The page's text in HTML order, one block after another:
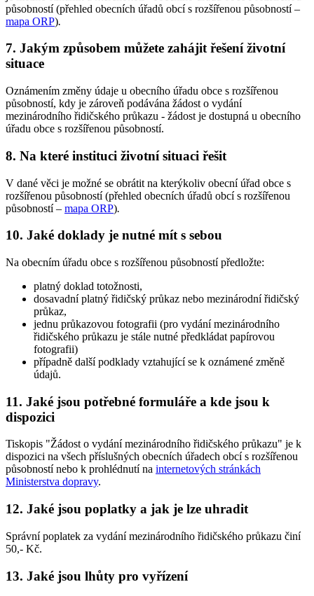
působností (přehled obecních úřadů obcí s rozšířenou působností –
mapa ORP).
7. Jakým způsobem můžete zahájit řešení životní
situace
Oznámením změny údaje u obecního úřadu obce s rozšířenou
působností, kdy je zároveň podávána žádost o vydání
mezinárodního řidičského průkazu - žádost je dostupná u obecního
úřadu obce s rozšířenou působností.
8. Na které instituci životní situaci řešit
V dané věci je možné se obrátit na kterýkoliv obecní úřad obce s
rozšířenou působností (přehled obecních úřadů obcí s rozšířenou
působností – mapa ORP).
10. Jaké doklady je nutné mít s sebou
Na obecním úřadu obce s rozšířenou působností předložte:
platný doklad totožnosti,
dosavadní platný řidičský průkaz nebo mezinárodní řidičský
průkaz,
jednu průkazovou fotografii (pro vydání mezinárodního
řidičského průkazu je stále nutné předkládat papírovou
fotografii)
případně další podklady vztahující se k oznámené změně
údajů.
11. Jaké jsou potřebné formuláře a kde jsou k
dispozici
Tiskopis "Žádost o vydání mezinárodního řidičského průkazu" je k
dispozici na všech příslušných obecních úřadech obcí s rozšířenou
působností nebo k prohlédnutí na internetových stránkách
Ministerstva dopravy.
12. Jaké jsou poplatky a jak je lze uhradit
Správní poplatek za vydání mezinárodního řidičského průkazu činí
50,- Kč.
13. Jaké jsou lhůty pro vyřízení